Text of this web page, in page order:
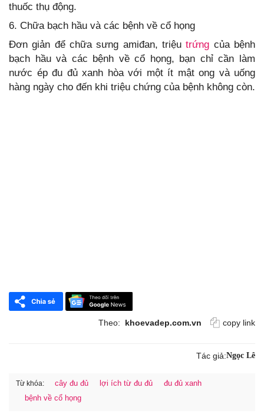
thuốc thụ động.
6. Chữa bạch hầu và các bệnh về cổ họng
Đơn giản để chữa sưng amiđan, triệutrứng của bệnh
bạch hầu và các bệnh về cổ họng, bạn chỉ cần làm
nước ép đu đủ xanh hòa với một ít mật ong và uống
hàng ngày cho đến khi triệu chứng của bệnh không còn.
Theo: khoevadep.com.vn copy link
Tác giả:Ngọc Lê
Từ khóa: cây đu đủ lợi ích từ đu đủ
đu đủ xanh
bệnh về cổ họng